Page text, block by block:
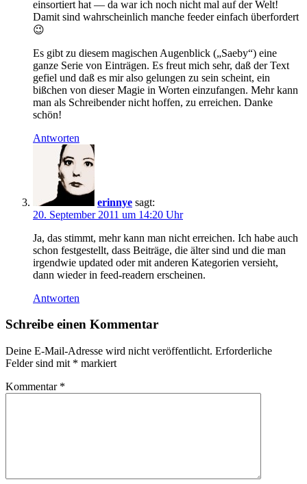
einsortiert hat — da war ich noch nicht mal auf der Welt!
Damit sind wahrscheinlich manche feeder einfach überfordert
😉
Es gibt zu diesem magischen Augenblick („Saeby“) eine
ganze Serie von Einträgen. Es freut mich sehr, daß der Text
gefiel und daß es mir also gelungen zu sein scheint, ein
bißchen von dieser Magie in Worten einzufangen. Mehr kann
man als Schreibender nicht hoffen, zu erreichen. Danke
schön!
Antworten
erinnye sagt:
20. September 2011 um 14:20 Uhr
Ja, das stimmt, mehr kann man nicht erreichen. Ich habe auch
schon festgestellt, dass Beiträge, die älter sind und die man
irgendwie updated oder mit anderen Kategorien versieht,
dann wieder in feed-readern erscheinen.
Antworten
Schreibe einen Kommentar
Deine E-Mail-Adresse wird nicht veröffentlicht. Erforderliche
Felder sind mit * markiert
Kommentar *